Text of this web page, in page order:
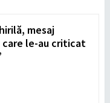
mesaj
le-au criticat